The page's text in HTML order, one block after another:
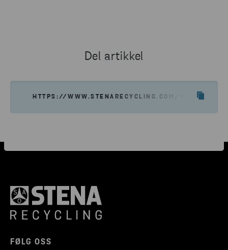
Del artikkel
HTTPS://WWW.STENARECYCLING.COM/NO/
FØLG OSS